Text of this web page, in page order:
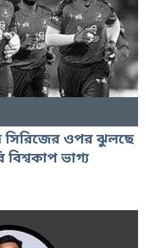
সিরিজের ওপর ঝুলছে
বিশ্বকাপ ভাগ্য